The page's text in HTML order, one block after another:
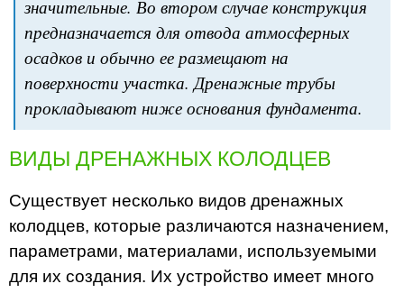
значительные. Во втором случае конструкция
предназначается для отвода атмосферных
осадков и обычно ее размещают на
поверхности участка. Дренажные трубы
прокладывают ниже основания фундамента.
ВИДЫ ДРЕНАЖНЫХ КОЛОДЦЕВ
Существует несколько видов дренажных
колодцев, которые различаются назначением,
параметрами, материалами, используемыми
для их создания. Их устройство имеет много